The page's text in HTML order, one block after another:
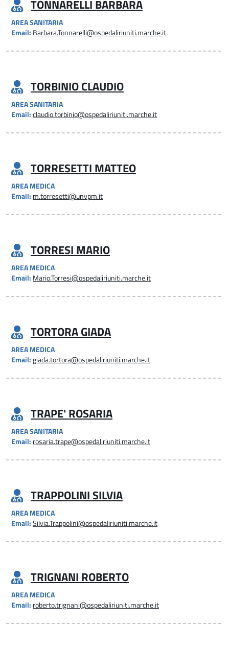
TONNARELLI BARBARA
AREA SANITARIA
Email: Barbara.Tonnarelli@ospedaliriuniti.marche.it
TORBINIO CLAUDIO
AREA SANITARIA
Email: claudio.torbinio@ospedaliriuniti.marche.it
TORRESETTI MATTEO
AREA MEDICA
Email: m.torresetti@unvpm.it
TORRESI MARIO
AREA MEDICA
Email: Mario.Torresi@ospedaliriuniti.marche.it
TORTORA GIADA
AREA MEDICA
Email: giada.tortora@ospedaliriuniti.marche.it
TRAPE' ROSARIA
AREA SANITARIA
Email: rosaria.trape@ospedaliriuniti.marche.it
TRAPPOLINI SILVIA
AREA MEDICA
Email: Silvia.Trappolini@ospedaliriuniti.marche.it
TRIGNANI ROBERTO
AREA MEDICA
Email: roberto.trignani@ospedaliriuniti.marche.it